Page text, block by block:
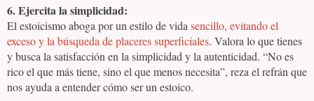
6. Ejercita la simplicidad:
El estoicismo aboga por un estilo de vidasencillo, evitando el
exceso y la búsqueda de placeres superficiales. Valora lo que tienes
y busca la satisfacción en la simplicidad y la autenticidad. “No es
rico el que más tiene, sino el que menos necesita”, reza el refrán que
nos ayuda a entender cómo ser un estoico.